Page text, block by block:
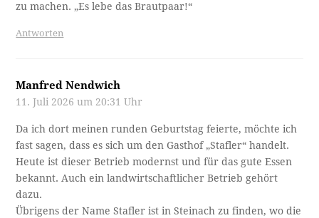
zu machen. „Es lebe das Brautpaar!“
Antworten
Manfred Nendwich
11. Juli 2026 um 20:31 Uhr
Da ich dort meinen runden Geburtstag feierte, möchte ich
fast sagen, dass es sich um den Gasthof „Stafler“ handelt.
Heute ist dieser Betrieb modernst und für das gute Essen
bekannt. Auch ein landwirtschaftlicher Betrieb gehört
dazu.
Übrigens der Name Stafler ist in Steinach zu finden, wo die